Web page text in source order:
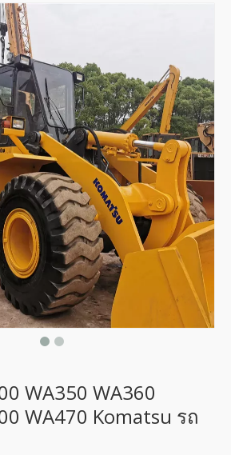
WA350 WA360
WA470 Komatsu รถ